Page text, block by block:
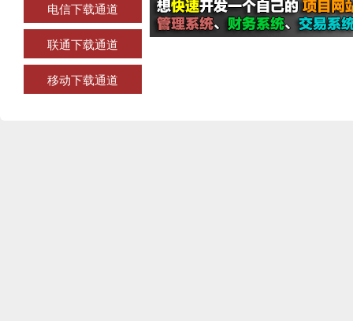
电信下载通道
联通下载通道
移动下载通道